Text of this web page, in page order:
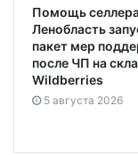
Помощь
Ленобласть
пакет мер
после ЧП на
Wildberries
5 августа 2026